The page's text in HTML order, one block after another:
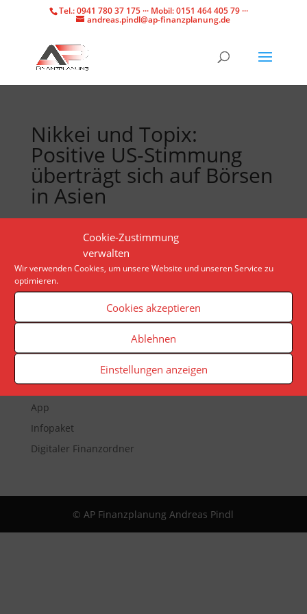
Cookie-Zustimmung
verwalten
Wir verwenden Cookies, um unsere Website und unseren Service zu
optimieren.
Cookies akzeptieren
Ablehnen
Einstellungen anzeigen
Tel.: 0941 780 37 175 ··· Mobil: 0151 464 405 79 ···
andreas.pindl@ap-finanzplanung.de
Nikkei und Topix:
Positive US-Stimmung
überträgt sich auf Börsen
in Asien
Der Chipkonzern Nvidia übertrifft die
Markterwartungen und sorgt für gute Laune bei den
Anlegern. Auch in Asien legen die wichtigsten
Indizes zu.
Reporting
App
Infopaket
Digitaler Finanzordner
© AP Finanzplanung Andreas Pindl